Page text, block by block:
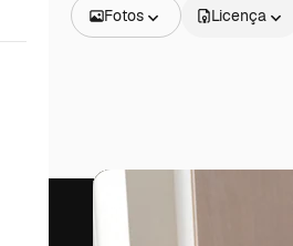
Fotos
Vídeos
Clipes de vídeo
Animações
Modelos de vídeos
Licença